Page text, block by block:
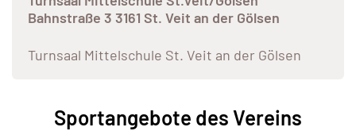
Bahnstraße 3 3161 St. Veit an der Gölsen
Turnsaal Mittelschule St. Veit an der Gölsen
Sportangebote des Vereins